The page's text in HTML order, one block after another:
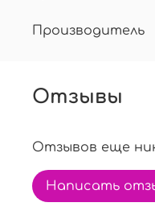
Производитель
Отзывы
Отзывов еще
Написать